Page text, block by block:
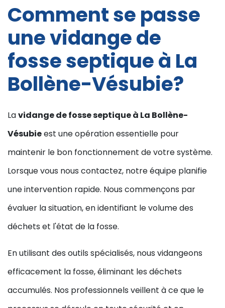
Comment se passe
une vidange de
fosse septique à La
Bollène-Vésubie?
Lavidange de fosse septique à La Bollène-
Vésubieest une opération essentielle pour
maintenir le bon fonctionnement de votre système.
Lorsque vous nous contactez, notre équipe planifie
une intervention rapide. Nous commençons par
évaluer la situation, en identifiant le volume des
déchets et l'état de la fosse.
En utilisant des outils spécialisés, nous vidangeons
efficacement la fosse, éliminant les déchets
accumulés. Nos professionnels veillent à ce que le